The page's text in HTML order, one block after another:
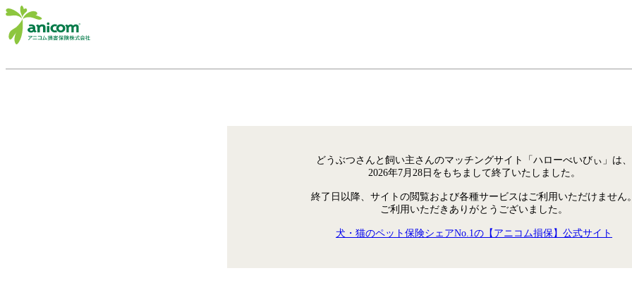
どうぶつさんと飼い主さんのマッチングサイト「ハローべいびぃ」は、
2026年7月28日をもちまして終了いたしました。
終了日以降、サイトの閲覧および各種サービスはご利用いただけません
ご利用いただきありがとうございました。
犬・猫のペット保険シェアNo.1の【アニコム損保】公式サイト